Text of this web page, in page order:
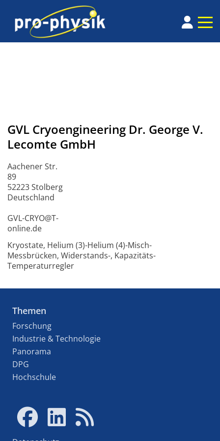
GVL Cryoengineering Dr. George V.
Lecomte GmbH
Aachener Str.
89
52223 Stolberg
Deutschland
GVL-CRYO@T-
online.de
Kryostate, Helium (3)-Helium (4)-Misch-
Messbrücken, Widerstands-, Kapazitäts-
Temperaturregler
Themen
Forschung
Industrie & Technologie
Panorama
DPG
Hochschule